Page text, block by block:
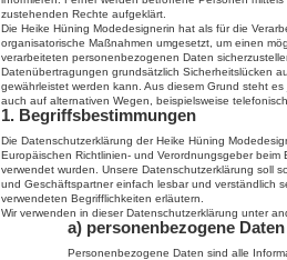
zustehenden Rechte aufgeklärt.
Die Heike Hüning Modedesignerin hat als für die
organisatorische Maßnahmen umgesetzt, um einen
verarbeiteten personenbezogenen Daten
Datenübertragungen grundsätzlich Sicherheitslücken
gewährleistet werden kann. Aus diesem Grund steht
auch auf alternativen Wegen, beispielsweise
1. Begriffsbestimmungen
Die Datenschutzerklärung der Heike Hüning
Europäischen Richtlinien- und Verordnungsgeber
verwendet wurden. Unsere Datenschutzerklärung soll
und Geschäftspartner einfach lesbar und verständlich
verwendeten Begrifflichkeiten erläutern.
Wir verwenden in dieser Datenschutzerklärung unter
a) personenbezogene Daten
Personenbezogene Daten sind alle